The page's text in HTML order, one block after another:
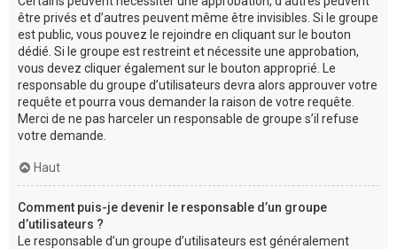
être privés et d’autres peuvent même être invisibles. Si le groupe
est public, vous pouvez le rejoindre en cliquant sur le bouton
dédié. Si le groupe est restreint et nécessite une approbation,
vous devez cliquer également sur le bouton approprié. Le
responsable du groupe d’utilisateurs devra alors approuver votre
requête et pourra vous demander la raison de votre requête.
Merci de ne pas harceler un responsable de groupe s’il refuse
votre demande.
Haut
Comment puis-je devenir le responsable d’un groupe
d’utilisateurs ?
Le responsable d’un groupe d’utilisateurs est généralement